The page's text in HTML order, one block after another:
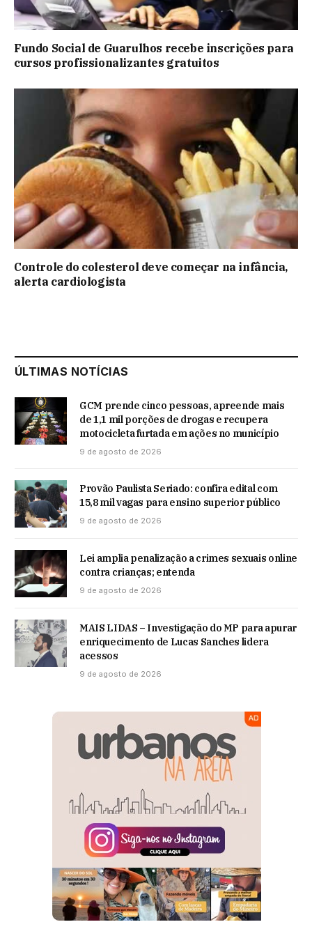
Fundo Social de Guarulhos recebe inscrições para
cursos profissionalizantes gratuitos
Controle do colesterol deve começar na infância,
alerta cardiologista
ÚLTIMAS NOTÍCIAS
GCM prende cinco pessoas, apreende mais
de 1,1 mil porções de drogas e recupera
motocicleta furtada em ações no município
9 de agosto de 2026
Provão Paulista Seriado: confira edital com
15,8 mil vagas para ensino superior público
9 de agosto de 2026
Lei amplia penalização a crimes sexuais online
contra crianças; entenda
9 de agosto de 2026
MAIS LIDAS – Investigação do MP para apurar
enriquecimento de Lucas Sanches lidera
acessos
9 de agosto de 2026